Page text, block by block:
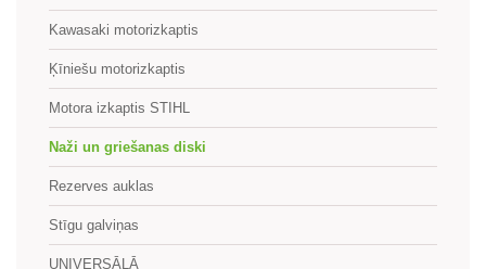
Kawasaki motorizkaptis
Ķīniešu motorizkaptis
Motora izkaptis STIHL
Naži un griešanas diski
Rezerves auklas
Stīgu galviņas
UNIVERSĀLĀ